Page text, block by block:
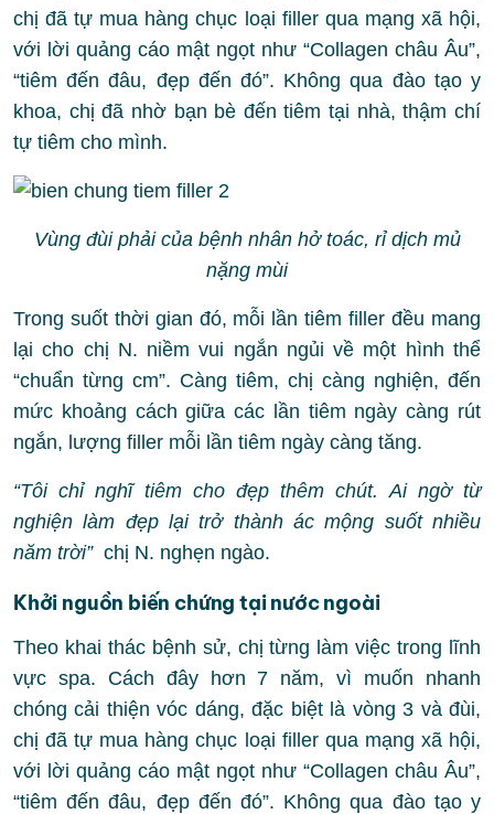
chị đã tự mua hàng chục loại filler qua mạng xã hội,
với lời quảng cáo mật ngọt như “Collagen châu Âu”,
“tiêm đến đâu, đẹp đến đó”. Không qua đào tạo y
khoa, chị đã nhờ bạn bè đến tiêm tại nhà, thậm chí
tự tiêm cho mình.
Vùng đùi phải của bệnh nhân hở toác, rỉ dịch mủ
nặng mùi
Trong suốt thời gian đó, mỗi lần tiêm filler đều mang
lại cho chị N. niềm vui ngắn ngủi về một hình thể
“chuẩn từng cm”. Càng tiêm, chị càng nghiện, đến
mức khoảng cách giữa các lần tiêm ngày càng rút
ngắn, lượng filler mỗi lần tiêm ngày càng tăng.
“Tôi chỉ nghĩ tiêm cho đẹp thêm chút. Ai ngờ từ
nghiện làm đẹp lại trở thành ác mộng suốt nhiều
năm trời” chị N. nghẹn ngào.
Khởi nguồn biến chứng tại nước ngoài
Theo khai thác bệnh sử, chị từng làm việc trong lĩnh
vực spa. Cách đây hơn 7 năm, vì muốn nhanh
chóng cải thiện vóc dáng, đặc biệt là vòng 3 và đùi,
chị đã tự mua hàng chục loại filler qua mạng xã hội,
với lời quảng cáo mật ngọt như “Collagen châu Âu”,
“tiêm đến đâu, đẹp đến đó”. Không qua đào tạo y